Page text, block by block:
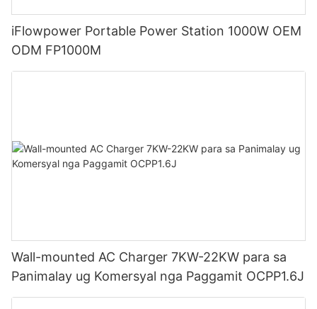
iFlowpower Portable Power Station 1000W OEM
ODM FP1000M
Wall-mounted AC Charger 7KW-22KW para sa
Panimalay ug Komersyal nga Paggamit OCPP1.6J